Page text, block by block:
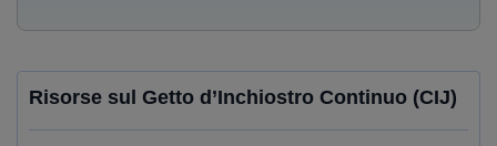
Risorse sul Getto d’Inchiostro Continuo (CIJ)